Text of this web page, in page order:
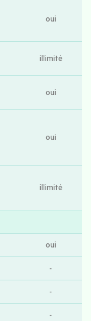
oui
illimité
oui
oui
illimité
oui
-
-
-